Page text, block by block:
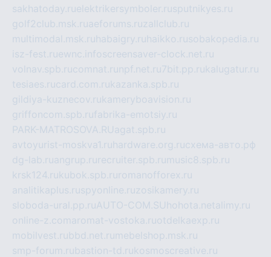
sakhatoday.ruelektrikersymboler.rusputnikyes.ru
golf2club.msk.ruaeforums.ruzallclub.ru
multimodal.msk.ru habaigry.ru haikko.rusobakopedia.ru
isz-fest.ruewnc.infoscreensaver-clock.net.ru
volnav.spb.rucomnat.ru npf.net.ru7bit.pp.rukalugatur.ru
tesiaes.rucard.com.rukazanka.spb.ru
gildiya-kuznecov.rukameryboavision.ru
griffoncom.spb.rufabrika-emotsiy.ru
PARK-MATROSOVA.RUagat.spb.ru
avtoyurist-moskva1.ru hardware.org.ruсхема-авто.рф
dg-lab.ruangrup.ru recruiter.spb.ru music8.spb.ru
krsk124.rukubok.spb.ru romanofforex.ru
analitikaplus.ruspyonline.ruzosikamery.ru
sloboda-ural.pp.ruAUTO-COM.SU hohota.netalimy.ru
online-z.comaromat-vostoka.ruotdelkaexp.ru
mobilvest.rubbd.net.ru mebelshop.msk.ru
smp-forum.rubastion-td.rukosmoscreative.ru